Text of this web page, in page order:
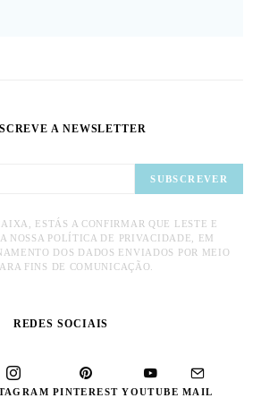
A NEWSLETTER
SUBSCREVER
ESTÁS A CONFIRMAR QUE LESTE E
NOSSA POLÍTICA DE PRIVACIDADE, EM
DOS DADOS ENVIADOS POR MEIO
FINS DE COMUNICAÇÃO.
REDES SOCIAIS
PINTEREST YOUTUBE MAIL